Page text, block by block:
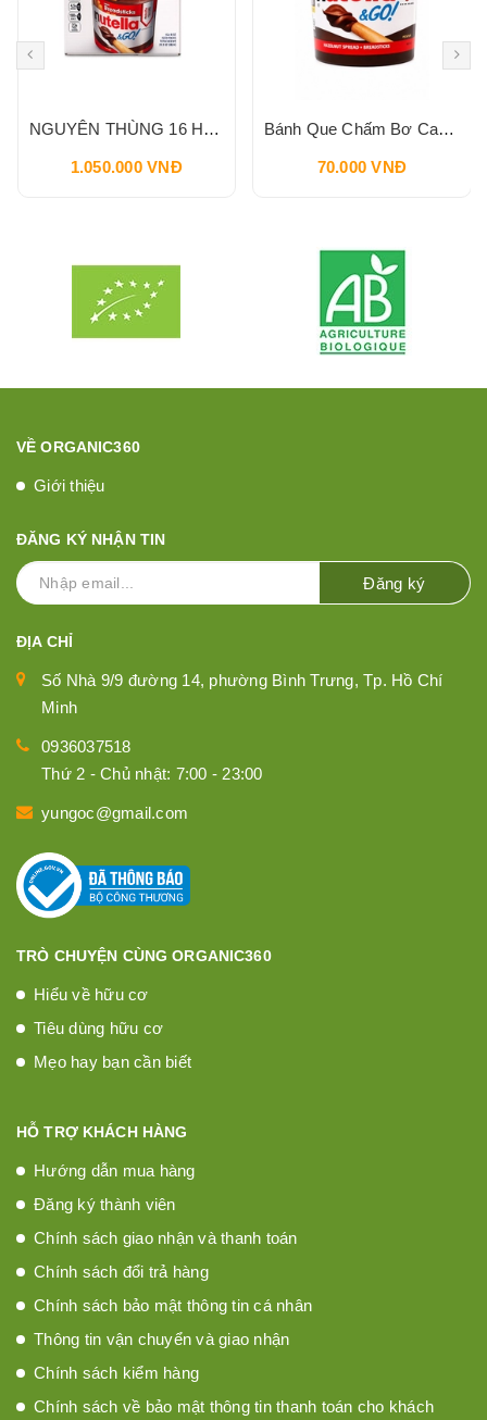
NGUYÊN THÙNG 16 HỘP Bánh Que Chấm Bơ Cacao Hạt Phỉ Snack Nutella & Go Breadstick 52g
1.050.000 VNĐ
Bánh Que Chấm Bơ Cacao Hạt Phỉ Snack Nutella & Go Breadstick 52g
70.000 VNĐ
VỀ ORGANIC360
Giới thiệu
ĐĂNG KÝ NHẬN TIN
Đăng ký
ĐỊA CHỈ
Số Nhà 9/9 đường 14, phường Bình Trưng, Tp. Hồ Chí
Minh
0936037518
Thứ 2 - Chủ nhật: 7:00 - 23:00
yungoc@gmail.com
TRÒ CHUYỆN CÙNG ORGANIC360
Hiểu về hữu cơ
Tiêu dùng hữu cơ
Mẹo hay bạn cần biết
HỖ TRỢ KHÁCH HÀNG
Hướng dẫn mua hàng
Đăng ký thành viên
Chính sách giao nhận và thanh toán
Chính sách đổi trả hàng
Chính sách bảo mật thông tin cá nhân
Thông tin vận chuyển và giao nhận
Chính sách kiểm hàng
Chính sách về bảo mật thông tin thanh toán cho khách